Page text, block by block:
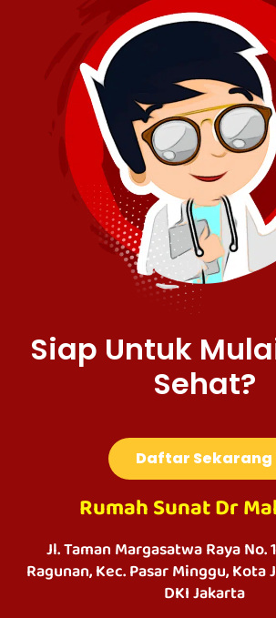
Siap Untuk
Sehat?
Daftar Sekarang
Rumah Sunat Dr
Jl. Taman Margasatwa Raya No.
Ragunan, Kec. Pasar Minggu, Kota
DKI Jakarta